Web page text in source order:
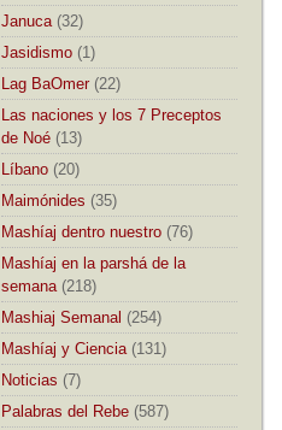
Januca (32)
Jasidismo (1)
Lag BaOmer (22)
Las naciones y los 7 Preceptos
de Noé (13)
Líbano (20)
Maimónides (35)
Mashíaj dentro nuestro (76)
Mashíaj en la parshá de la
semana (218)
Mashiaj Semanal (254)
Mashíaj y Ciencia (131)
Noticias (7)
Palabras del Rebe (587)